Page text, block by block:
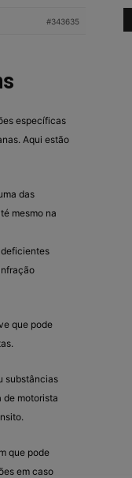
#343635
específicas
Aqui estão
das
mesmo na
que pode
substâncias
de motorista
que pode
em caso